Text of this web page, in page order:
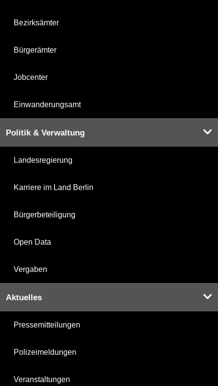
Bezirksämter
Bürgerämter
Jobcenter
Einwanderungsamt
Politik & Verwaltung
Landesregierung
Karriere im Land Berlin
Bürgerbeteiligung
Open Data
Vergaben
Aktuelles
Pressemitteilungen
Polizeimeldungen
Veranstaltungen